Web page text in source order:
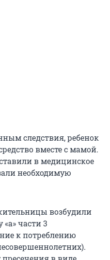
следствия, ребенок
вместе с мамой.
в медицинское
необходимую
возбудили
«а»части 3
к потреблению